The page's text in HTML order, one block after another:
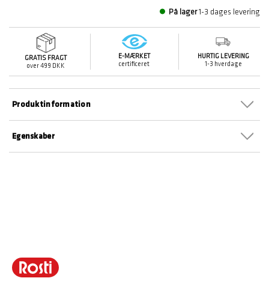
På lager 1-3 dages levering
GRATIS FRAGT
over 499 DKK
E-MÆRKET
certificeret
HURTIG LEVERING
1-3 hverdage
Egenskaber
Produktinformation